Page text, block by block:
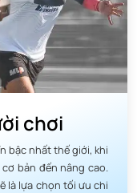
chơi
bậc nhất thế giới, khi
bản đến nâng cao.
là lựa chọn tối ưu chi